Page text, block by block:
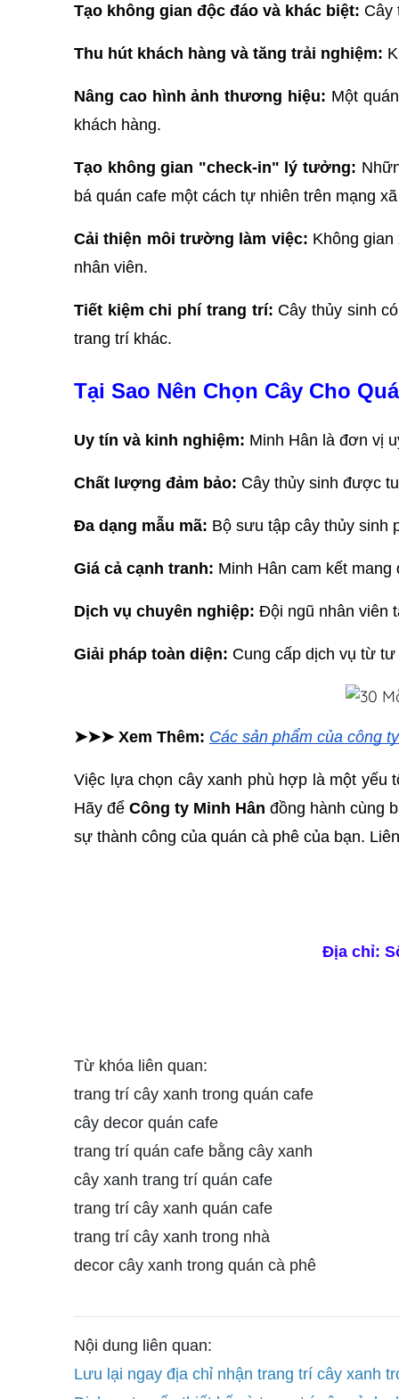
Tạo không gian độc đáo và khác biệt: Cây
Thu hút khách hàng và tăng trải nghiệm:
Nâng cao hình ảnh thương hiệu: Một
khách hàng.
Tạo không gian "check-in" lý tưởng:
bá quán cafe một cách tự nhiên trên mạng
Cải thiện môi trường làm việc: Không
nhân viên.
Tiết kiệm chi phí trang trí: Cây thủy sinh
trang trí khác.
Tại Sao Nên Chọn Cây Cho
Uy tín và kinh nghiệm: Minh Hân là đơn vị
Chất lượng đảm bảo: Cây thủy sinh được
Đa dạng mẫu mã: Bộ sưu tập cây thủy sinh
Giá cả cạnh tranh: Minh Hân cam kết
Dịch vụ chuyên nghiệp: Đội ngũ nhân viên
Giải pháp toàn diện: Cung cấp dịch vụ từ
➤➤➤ Xem Thêm: Các sản phẩm của công
Việc lựa chọn cây xanh phù hợp là một yếu
Hãy để Công ty Minh Hân đồng hành cùng
sự thành công của quán cà phê của bạn.
Địa chỉ:
Từ khóa liên quan:
trang trí cây xanh trong quán cafe
cây decor quán cafe
trang trí quán cafe bằng cây xanh
cây xanh trang trí quán cafe
trang trí cây xanh quán cafe
trang trí cây xanh trong nhà
decor cây xanh trong quán cà phê
Nội dung liên quan:
Lưu lại ngay địa chỉ nhận trang trí cây xanh